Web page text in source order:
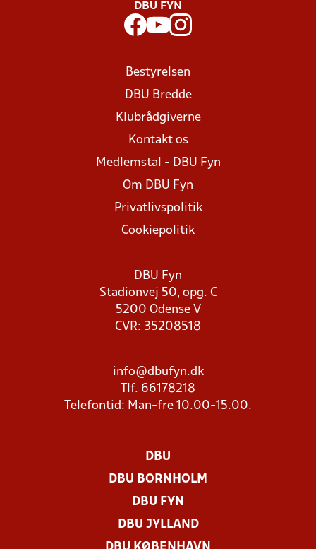
DBU FYN
Bestyrelsen
DBU Bredde
Klubrådgiverne
Kontakt os
Medlemstal - DBU Fyn
Om DBU Fyn
Privatlivspolitik
Cookiepolitik
DBU Fyn
Stadionvej 50, opg. C
5200 Odense V
CVR: 35208518
info@dbufyn.dk
Tlf. 66178218
Telefontid: Man-fre 10.00-15.00.
DBU
DBU BORNHOLM
DBU FYN
DBU JYLLAND